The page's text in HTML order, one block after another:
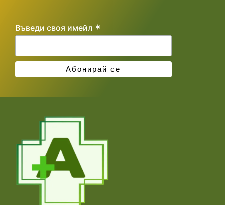
Въведи своя имейл *